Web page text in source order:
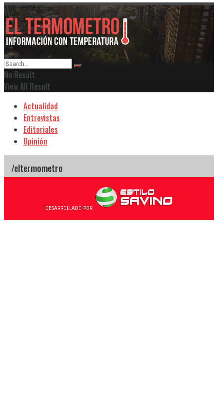
No Result
View All Result
Actualidad
Entrevistas
Editoriales
Opinión
DESARROLLADO POR